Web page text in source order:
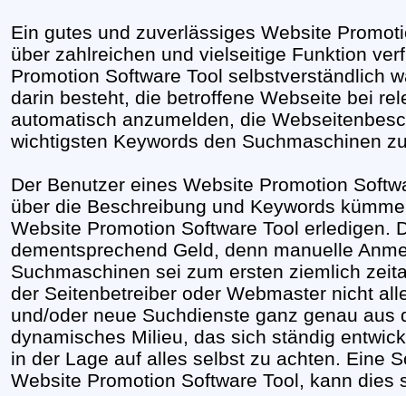
Ein gutes und zuverlässiges Website
über zahlreichen und vielseitige Funktion
Promotion Software Tool selbstverständlich
darin besteht, die betroffene Webseite bei
automatisch anzumelden, die
wichtigsten Keywords den Suchmaschinen
Der Benutzer eines Website Promotion
über die Beschreibung und Keywords
Website Promotion Software Tool erledigen.
dementsprechend Geld, denn manuelle
Suchmaschinen sei zum ersten ziemlich
der Seitenbetreiber oder Webmaster nicht
und/oder neue Suchdienste ganz genau aus
dynamisches Milieu, das sich ständig
in der Lage auf alles selbst zu achten. Eine
Website Promotion Software Tool, kann dies